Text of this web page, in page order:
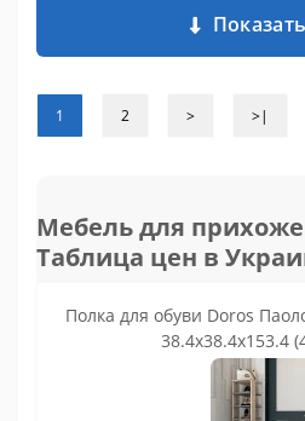
1 2 > >|
Мебель для
Таблица цен в
Полка для обуви Doros
38.4х38.4х153.4